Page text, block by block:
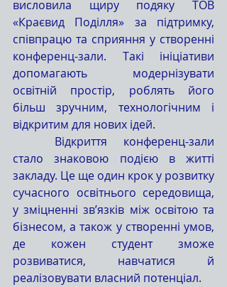
висловила щиру подяку ТОВ
«Краєвид Поділля» за підтримку,
співпрацю та сприяння у створенні
конференц-зали. Такі ініціативи
допомагають модернізувати
освітній простір, роблять його
більш зручним, технологічним і
відкритим для нових ідей.
стало знаковою подією в житті
закладу. Це ще один крок у розвитку
сучасного освітнього середовища,
у зміцненні зв’язків між освітою та
бізнесом, а також у створенні умов,
де кожен студент зможе
розвиватися, навчатися й
реалізовувати власний потенціал.